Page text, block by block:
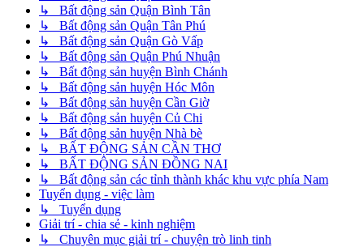
↳ Bất động sản Quận Bình Tân
↳ Bất động sản Quận Tân Phú
↳ Bất động sản Quận Gò Vấp
↳ Bất động sản Quận Phú Nhuận
↳ Bất động sản huyện Bình Chánh
↳ Bất động sản huyện Hóc Môn
↳ Bất động sản huyện Cần Giờ
↳ Bất động sản huyện Củ Chi
↳ Bất động sản huyện Nhà bè
↳ BẤT ĐỘNG SẢN CẦN THƠ
↳ BẤT ĐỘNG SẢN ĐỒNG NAI
↳ Bất động sản các tỉnh thành khác khu vực phía Nam
Tuyển dụng - việc làm
↳ Tuyển dụng
Giải trí - chia sẻ - kinh nghiệm
↳ Chuyên mục giải trí - chuyện trò linh tinh